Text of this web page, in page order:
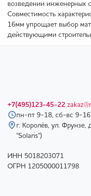
возведении инженерных
Совместимость
16мм упрощает выбор
действующими
+7(495)123-45-22
пн-пт 9-18, сб-вс 9-16
г. Королёв, ул.
"Solaris")
ИНН 5018203071
ОГРН 1205000011798